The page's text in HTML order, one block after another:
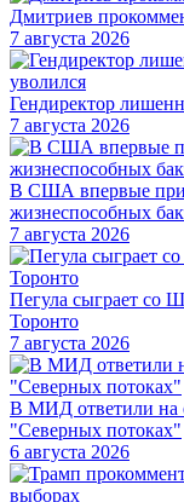
Дмитриев
7 августа 2026
Гендиректор
7 августа 2026
В США впервые
жизнеспособных
7 августа 2026
Пегула сыграет со
Торонто
7 августа 2026
В МИД ответили на
"Северных потоках"
6 августа 2026